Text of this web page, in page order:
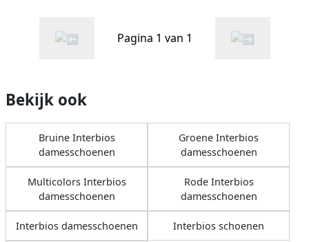
Pagina 1 van 1
Bekijk ook
Bruine Interbios
damesschoenen
Groene Interbios
damesschoenen
Multicolors Interbios
damesschoenen
Rode Interbios
damesschoenen
Interbios damesschoenen Interbios schoenen